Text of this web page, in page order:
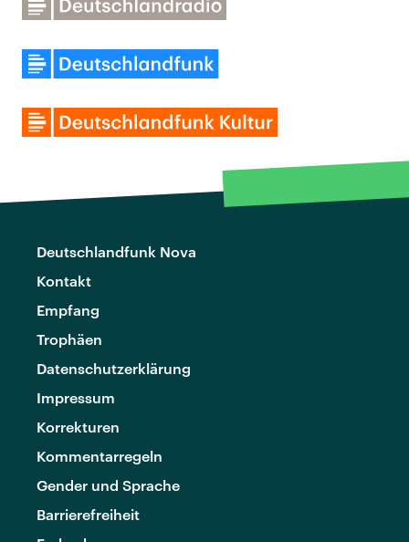
Deutschlandfunk Nova
Kontakt
Empfang
Trophäen
Datenschutzerklärung
Impressum
Korrekturen
Kommentarregeln
Gender und Sprache
Barrierefreiheit